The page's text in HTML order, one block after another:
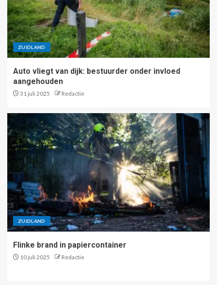
ZUIDLAND
Auto vliegt van dijk: bestuurder onder invloed
aangehouden
31 juli 2025 Redactie
ZUIDLAND
Flinke brand in papiercontainer
10 juli 2025 Redactie